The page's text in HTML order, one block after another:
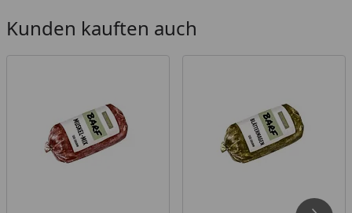
Die Lieferung muss beim ersten Zustellversuch
sofort angenommen werden.
Widerrufs- und Rückgaberecht ist für dieses
Produkt nicht gültig.
Kunden kauften auch